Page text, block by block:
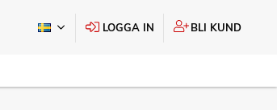
LOGGA IN BLI KUND